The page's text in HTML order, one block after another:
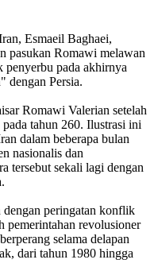
Esmaeil Baghaei,
pasukan Romawi melawan
penyerbu pada akhirnya
dengan Persia.
Romawi Valerian setelah
tahun 260. Ilustrasi ini
dalam beberapa bulan
nasionalis dan
tersebut sekali lagi dengan
peringatan konflik
pemerintahan revolusioner
selama delapan
dari tahun 1980 hingga